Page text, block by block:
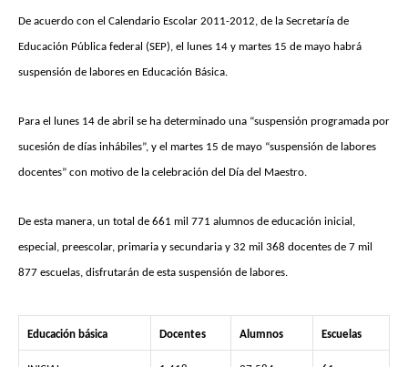
De acuerdo con el Calendario Escolar 2011-2012, de la Secretaría de
Educación Pública federal (SEP), el lunes 14 y martes 15 de mayo habrá
suspensión de labores en Educación Básica.
Para el lunes 14 de abril se ha determinado una “suspensión programada por
sucesión de días inhábiles”, y el martes 15 de mayo “suspensión de labores
docentes” con motivo de la celebración del Día del Maestro.
De esta manera, un total de 661 mil 771 alumnos de educación inicial,
especial, preescolar, primaria y secundaria y 32 mil 368 docentes de 7 mil
877 escuelas, disfrutarán de esta suspensión de labores.
Educación básica Docentes Alumnos Escuelas